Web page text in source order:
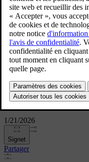
Volvo EX60
Design
1/21/2026
Signet
Partager